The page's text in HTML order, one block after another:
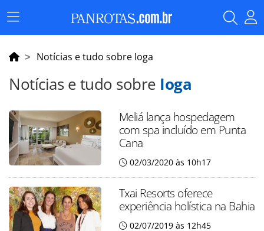
Menu
Principal
Notícias e tudo sobre Ioga
Notícias e tudo sobre Ioga
Meliá lança hospedagem
com spa incluído em Punta
Cana
02/03/2020 às 10h17
Txai Resorts oferece
experiência holística na Bahia
02/07/2019 às 12h45